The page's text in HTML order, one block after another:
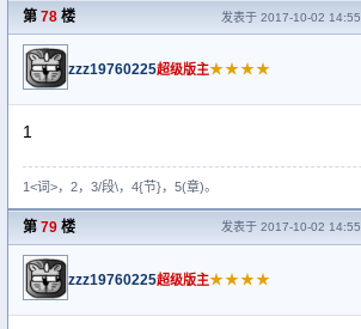
第 78 楼 发表于 2017-10-02 14:55
zzz19760225超级版主★★★★
1
1<词>，2，3/段\，4{节}，5(章)。
第 79 楼 发表于 2017-10-02 14:55
zzz19760225超级版主★★★★